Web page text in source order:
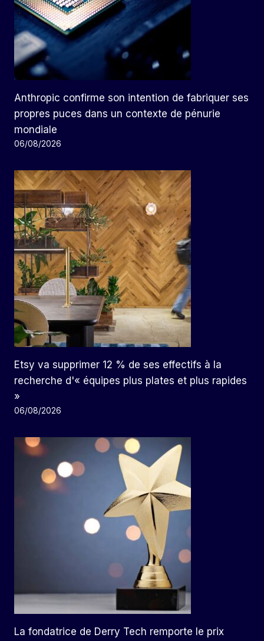
Anthropic confirme son intention de fabriquer ses
propres puces dans un contexte de pénurie
mondiale
06/08/2026
Etsy va supprimer 12 % de ses effectifs à la
recherche d'« équipes plus plates et plus rapides
»
06/08/2026
La fondatrice de Derry Tech remporte le prix